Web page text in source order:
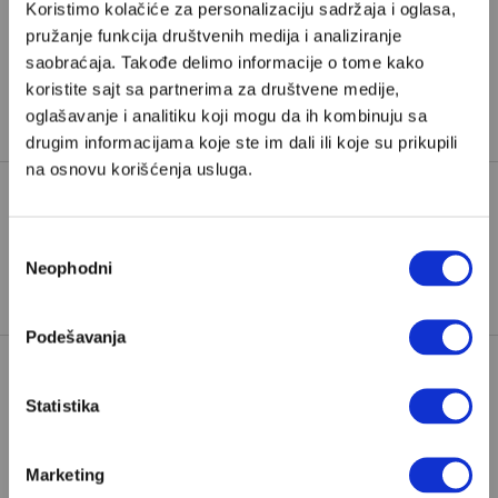
Koristimo kolačiće za personalizaciju sadržaja i oglasa,
pružanje funkcija društvenih medija i analiziranje
saobraćaja. Takođe delimo informacije o tome kako
koristite sajt sa partnerima za društvene medije,
oglašavanje i analitiku koji mogu da ih kombinuju sa
drugim informacijama koje ste im dali ili koje su prikupili
na osnovu korišćenja usluga.
сагласности
Neophodni
Podešavanja
Statistika
Marketing
Već imate nalog?Ulogujte se
Amir Sužanjje novinar i urednik na Radiju BiH i
saradnik Velikih priča
TAGOVI: